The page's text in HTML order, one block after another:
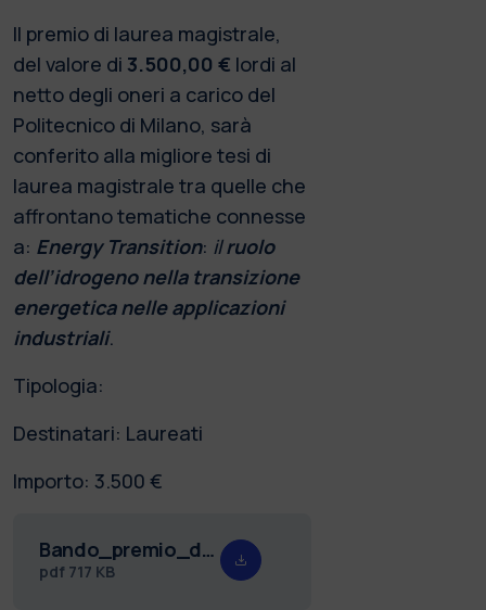
Il premio di laurea magistrale,
del valore di 3.500,00 € lordi al
netto degli oneri a carico del
Politecnico di Milano, sarà
conferito alla migliore tesi di
laurea magistrale tra quelle che
affrontano tematiche connesse
a: Energy Transition: ilruolo
dell’idrogeno nella transizione
energetica nelle applicazioni
industriali.
Tipologia:
Destinatari: Laureati
Importo: 3.500 €
Bando_premio_di_laurea_magistrale_Ing._Sergio_Böhm_26.pdf
pdf 717 KB